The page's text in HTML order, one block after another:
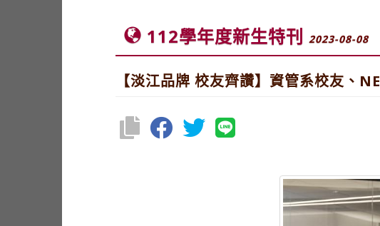
112學年度新生特刊 2023-08-08
【淡江品牌 校友齊讚】資管系校友、